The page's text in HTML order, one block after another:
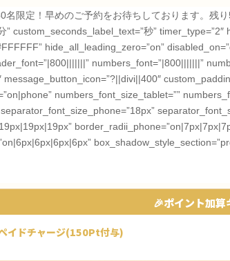
名限定！早めのご予約をお待ちしております。残
custom_seconds_label_text=”秒”
hide_all_leading_zero=”on”
numbers_font=”|800|||||||”
message_button_icon=”?||divi||400″
numbers_font_size_tablet=””
🎉ポイント加算
イドチャージ(150Pt付与)